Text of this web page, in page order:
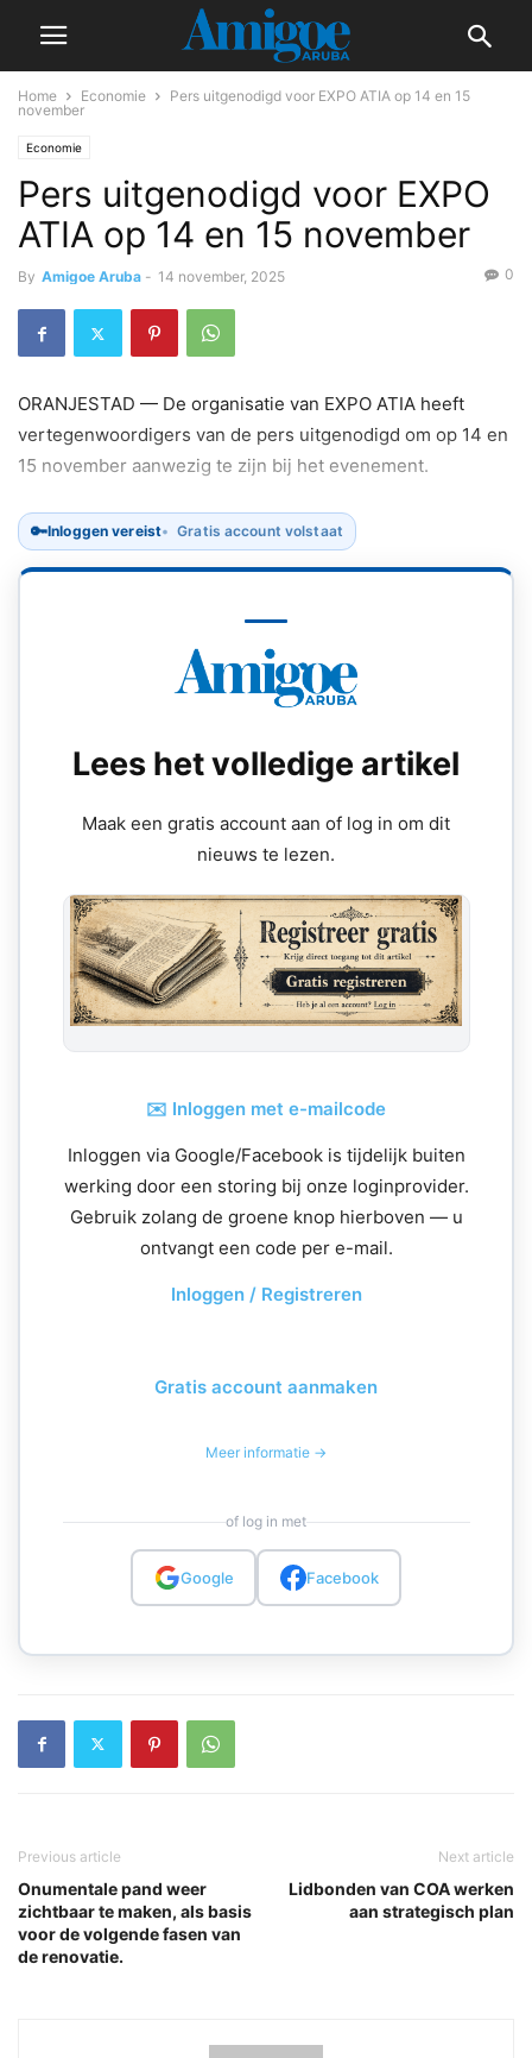
Home Economie
Pers uitgenodigd voor EXPO ATIA op 14 en 15
november
Economie
Pers uitgenodigd voor EXPO
ATIA op 14 en 15 november
By Amigoe Aruba - 14 november, 2025 0
ORANJESTAD — De organisatie van EXPO ATIA heeft
vertegenwoordigers van de pers uitgenodigd om op 14 en
15 november aanwezig te zijn bij het evenement.
🔑Inloggen vereist Gratis account volstaat
Lees het volledige artikel
Maak een gratis account aan of log in om dit
nieuws te lezen.
✉️ Inloggen met e-mailcode
Inloggen via Google/Facebook is tijdelijk buiten
werking door een storing bij onze loginprovider.
Gebruik zolang de groene knop hierboven — u
ontvangt een code per e-mail.
Inloggen / Registreren
Gratis account aanmaken
Meer informatie →
of log in met
Google Facebook
Previous article
Onumentale pand weer
zichtbaar te maken, als basis
voor de volgende fasen van
de renovatie.
Next article
Lidbonden van COA werken
aan strategisch plan